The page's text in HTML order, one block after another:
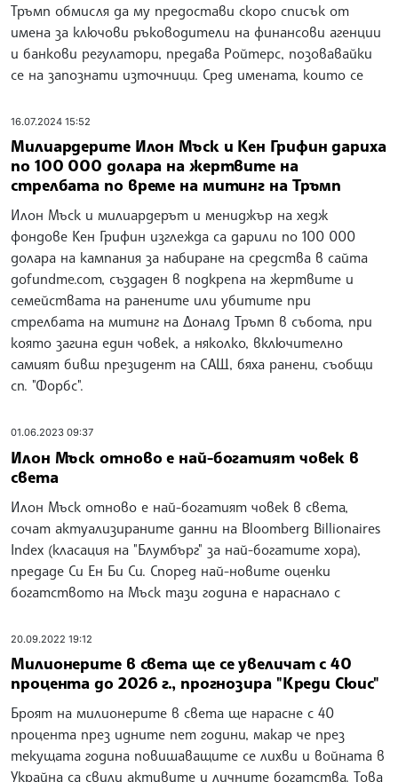
Тръмп обмисля да му предостави скоро списък от
имена за ключови ръководители на финансови агенции
и банкови регулатори, предава Ройтерс, позовавайки
се на запознати източници. Сред имената, които се
16.07.2024 15:52
Милиардерите Илон Мъск и Кен Грифин дариха
по 100 000 долара на жертвите на
стрелбата по време на митинг на Тръмп
Илон Мъск и милиардерът и мениджър на хедж
фондове Кен Грифин изглежда са дарили по 100 000
долара на кампания за набиране на средства в сайта
gofundme.com, създаден в подкрепа на жертвите и
семействата на ранените или убитите при
стрелбата на митинг на Доналд Тръмп в събота, при
която загина един човек, а няколко, включително
самият бивш президент на САЩ, бяха ранени, съобщи
сп. "Форбс".
01.06.2023 09:37
Илон Мъск отново е най-богатият човек в
света
Илон Мъск отново е най-богатият човек в света,
сочат актуализираните данни на Bloomberg Billionaires
Index (класация на "Блумбърг" за най-богатите хора),
предаде Си Ен Би Си. Според най-новите оценки
богатството на Мъск тази година е нараснало с
20.09.2022 19:12
Милионерите в света ще се увеличат с 40
процента до 2026 г., прогнозира "Креди Сюис"
Броят на милионерите в света ще нарасне с 40
процента през идните пет години, макар че през
текущата година повишаващите се лихви и войната в
Украйна са свили активите и личните богатства. Това